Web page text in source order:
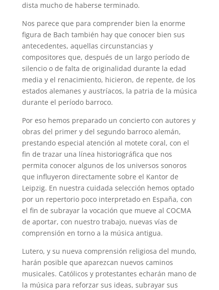
dista mucho de haberse terminado.
Nos parece que para comprender bien la enorme
figura de Bach también hay que conocer bien sus
antecedentes, aquellas circunstancias y
compositores que, después de un largo período de
silencio o de falta de originalidad durante la edad
media y el renacimiento, hicieron, de repente, de los
estados alemanes y austríacos, la patria de la música
durante el período barroco.
Por eso hemos preparado un concierto con autores y
obras del primer y del segundo barroco alemán,
prestando especial atención al motete coral, con el
fin de trazar una línea historiográfica que nos
permita conocer algunos de los universos sonoros
que influyeron directamente sobre el Kantor de
Leipzig. En nuestra cuidada selección hemos optado
por un repertorio poco interpretado en España, con
el fin de subrayar la vocación que mueve al COCMA
de aportar, con nuestro trabajo, nuevas vías de
comprensión en torno a la música antigua.
Lutero, y su nueva comprensión religiosa del mundo,
harán posible que aparezcan nuevos caminos
musicales. Católicos y protestantes echarán mano de
la música para reforzar sus ideas, subrayar sus